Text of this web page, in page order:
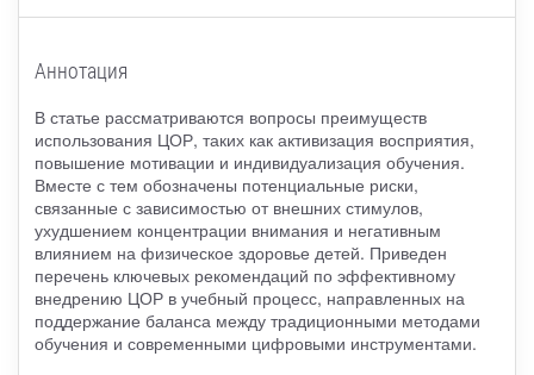
Аннотация
В статье рассматриваются вопросы преимуществ
использования ЦОР, таких как активизация восприятия,
повышение мотивации и индивидуализация обучения.
Вместе с тем обозначены потенциальные риски,
связанные с зависимостью от внешних стимулов,
ухудшением концентрации внимания и негативным
влиянием на физическое здоровье детей. Приведен
перечень ключевых рекомендаций по эффективному
внедрению ЦОР в учебный процесс, направленных на
поддержание баланса между традиционными методами
обучения и современными цифровыми инструментами.